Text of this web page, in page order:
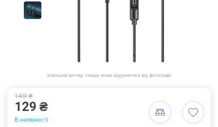
Зовнішній вигляд товару може відрізнятися від фотографії
149 ₴
129 ₴
В наявності